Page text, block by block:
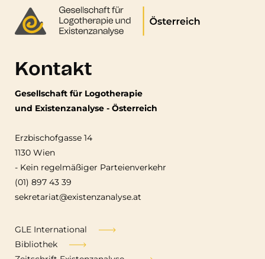
Kontakt
Gesellschaft für Logotherapie
und Existenzanalyse - Österreich
Erzbischofgasse 14
1130 Wien
- Kein regelmäßiger Parteienverkehr
(01) 897 43 39
sekretariat@existenzanalyse.at
GLE International
Bibliothek